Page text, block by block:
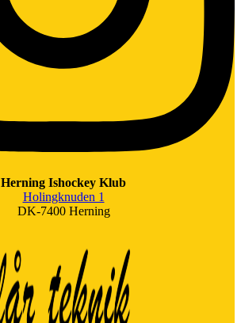
Herning Ishockey Klub
Holingknuden 1
DK-7400 Herning